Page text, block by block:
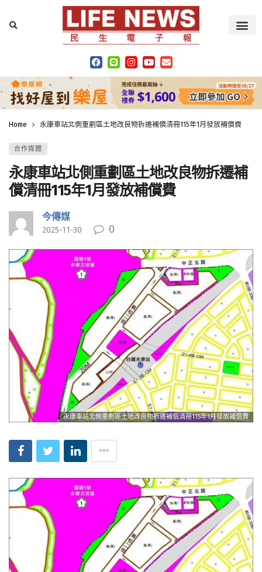
Home 永康車站北側重劃區土地改良物拆遷補償清冊115年1月發放補償費
合作媒體
永康車站北側重劃區土地改良物拆遷補
償清冊115年1月發放補償費
今傳媒
2025-11-30 0
永康車站北側重劃區土地改良物拆遷補償清冊115年1月發放補償費